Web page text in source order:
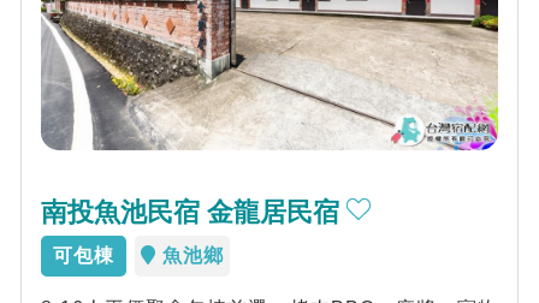
南投魚池民宿 金龍居民宿
可包棟 魚池鄉